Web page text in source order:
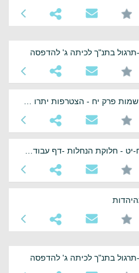
בתנ"ך לכיתה ג' להדפסה
דף עבודה בתנ"ך לכיתה ג' ,ספר שמות פרק יח - הצטרפות יתרו לבני ישראל
בתנ"ך לכיתה ג' להדפסה